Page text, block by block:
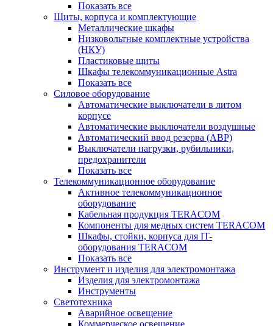
Показать все
Щиты, корпуса и комплектующие
Металлические шкафы
Низковольтные комплектные устройства
(НКУ)
Пластиковые щиты
Шкафы телекоммуникационные Astra
Показать все
Силовое оборудование
Автоматические выключатели в литом
корпусе
Автоматические выключатели воздушные
Автоматический ввод резерва (АВР)
Выключатели нагрузки, рубильники,
предохранители
Показать все
Телекоммуникационное оборудование
Активное телекоммуникационное
оборудование
Кабельная продукция TERACOM
Компоненты для медных систем TERACOM
Шкафы, стойки, корпуса для IT-
оборудования TERACOM
Показать все
Инструмент и изделия для электромонтажа
Изделия для электромонтажа
Инструменты
Светотехника
Аварийное освещение
Коммерческое освещение